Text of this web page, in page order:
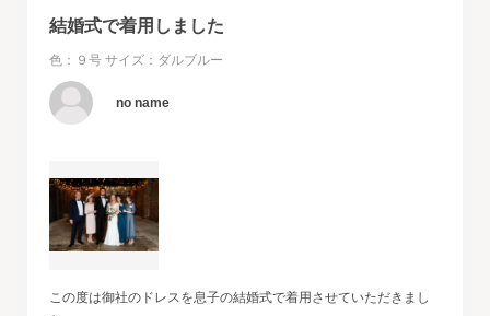
結婚式で着用しました
色：９号 サイズ：ダルブルー
no name
この度は御社のドレスを息子の結婚式で着用させていただきまし